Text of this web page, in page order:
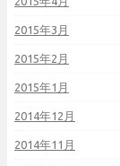
2015年3月
2015年2月
2015年1月
2014年12月
2014年11月